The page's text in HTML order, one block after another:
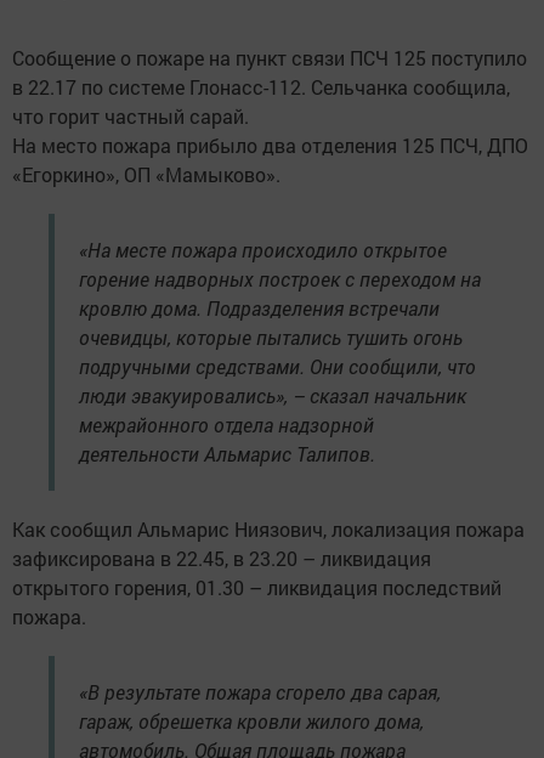
Сообщение о пожаре на пункт связи ПСЧ 125 поступило
в 22.17 по системе Глонасс-112. Сельчанка сообщила,
что горит частный сарай.
На место пожара прибыло два отделения 125 ПСЧ, ДПО
«Егоркино», ОП «Мамыково».
«На месте пожара происходило открытое
горение надворных построек с переходом на
кровлю дома. Подразделения встречали
очевидцы, которые пытались тушить огонь
подручными средствами. Они сообщили, что
люди эвакуировались», – сказал начальник
межрайонного отдела надзорной
деятельности Альмарис Талипов.
Как сообщил Альмарис Ниязович, локализация пожара
зафиксирована в 22.45, в 23.20 – ликвидация
открытого горения, 01.30 – ликвидация последствий
пожара.
«В результате пожара сгорело два сарая,
гараж, обрешетка кровли жилого дома,
автомобиль. Общая площадь пожара